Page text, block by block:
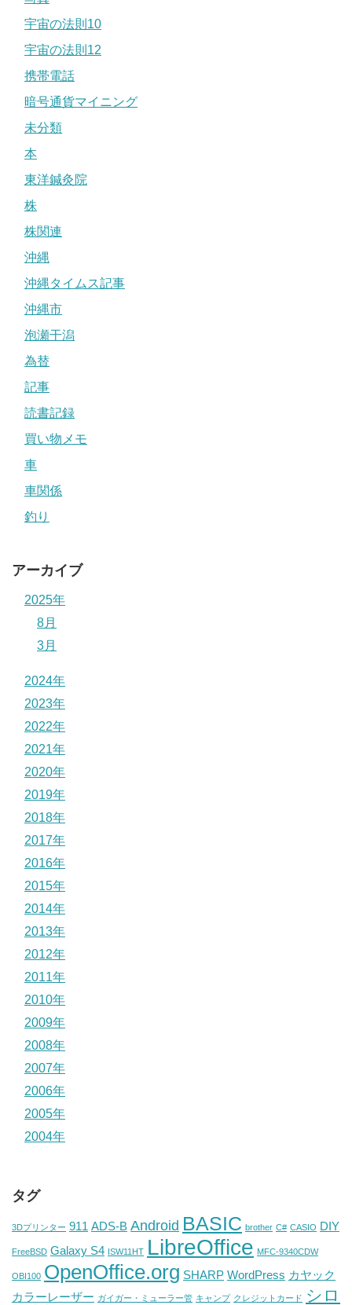
宇宙の法則10
宇宙の法則12
携帯電話
暗号通貨マイニング
未分類
本
東洋鍼灸院
株
株関連
沖縄
沖縄タイムス記事
沖縄市
泡瀬干潟
為替
記事
読書記録
買い物メモ
車
車関係
釣り
アーカイブ
2025年
8月
3月
2024年
2023年
2022年
2021年
2020年
2019年
2018年
2017年
2016年
2015年
2014年
2013年
2012年
2011年
2010年
2009年
2008年
2007年
2006年
2005年
2004年
タグ
3Dプリンター 911 ADS-B Android BASIC brother C# CASIO DIY
FreeBSD Galaxy S4 ISW11HT LibreOffice MFC-9340CDW
OBI100 OpenOffice.org SHARP WordPress カヤック
カラーレーザー ガイガー・ミューラー管 キャンプ クレジットカード シロ